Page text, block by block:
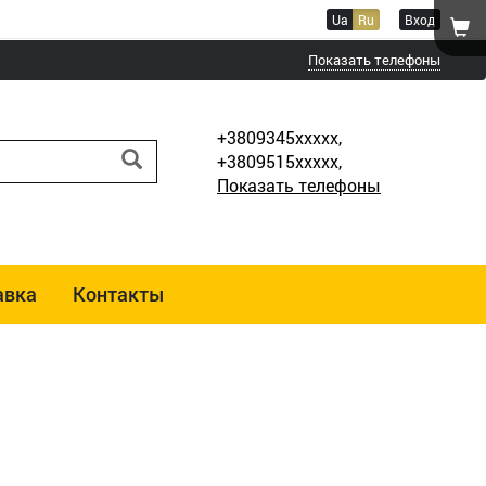
Ua Ru Вход
Показать телефоны
+3809345xxxxx,
+3809515xxxxx,
Показать телефоны
Контакты